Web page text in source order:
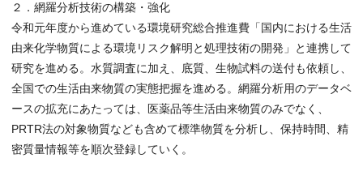
２．網羅分析技術の構築・強化
令和元年度から進めている環境研究総合推進費「国内における生活
由来化学物質による環境リスク解明と処理技術の開発」と連携して
研究を進める。水質調査に加え、底質、生物試料の送付も依頼し、
全国での生活由来物質の実態把握を進める。網羅分析用のデータベ
ースの拡充にあたっては、医薬品等生活由来物質のみでなく、
PRTR法の対象物質なども含めて標準物質を分析し、保持時間、精
密質量情報等を順次登録していく。